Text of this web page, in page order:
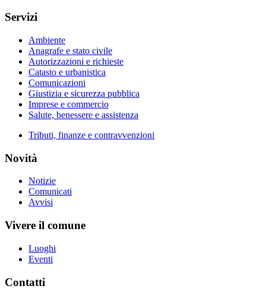
Servizi
Ambiente
Anagrafe e stato civile
Autorizzazioni e richieste
Catasto e urbanistica
Comunicazioni
Giustizia e sicurezza pubblica
Imprese e commercio
Salute, benessere e assistenza
Tributi, finanze e contravvenzioni
Novità
Notizie
Comunicati
Avvisi
Vivere il comune
Luoghi
Eventi
Contatti